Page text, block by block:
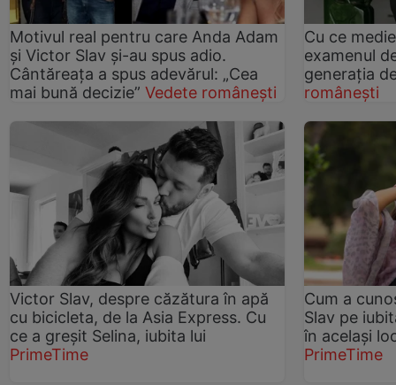
Motivul real pentru care Anda Adam
și Victor Slav și-au spus adio.
Cântăreața a spus adevărul: „Cea
mai bună decizie” Vedete românești
Cu ce
examenul
generația
românești
Victor Slav, despre căzătura în apă
cu bicicleta, de la Asia Express. Cu
ce a greșit Selina, iubita lui
PrimeTime
Cum a
Slav pe
în același
PrimeTime